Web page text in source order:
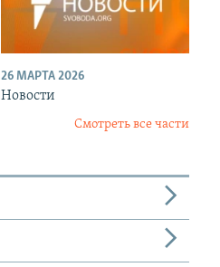
26 МАРТА 2026
Новости
Смотреть все части